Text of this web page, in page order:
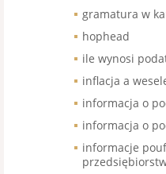
gramatura w
hophead
ile wynosi
inflacja a
informacja o
informacja o
informacje